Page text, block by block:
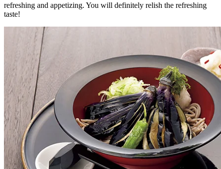
refreshing and appetizing. You will definitely relish the refreshing
taste!